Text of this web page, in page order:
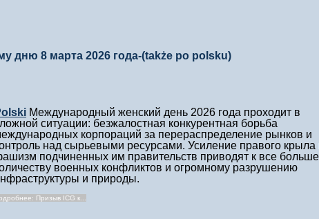
дню 8 марта 2026 года-(także po polsku)
Международный женский день 2026 года проходит в
ситуации: безжалостная конкурентная борьба
корпораций за перераспределение рынков и
над сырьевыми ресурсами. Усиление правого крыла
подчиненных им правительств приводят к все
военных конфликтов и огромному разрушению
и природы.
Призыв ICG к...